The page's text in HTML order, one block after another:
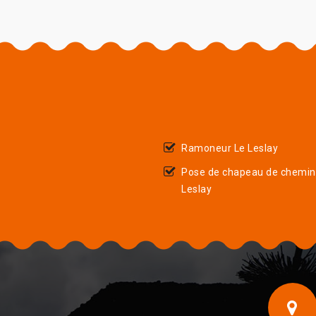
Ramoneur Le Leslay
Pose de chapeau de
Leslay